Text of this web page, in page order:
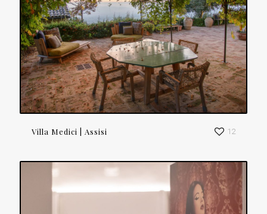
Villa Medici | Assisi 12